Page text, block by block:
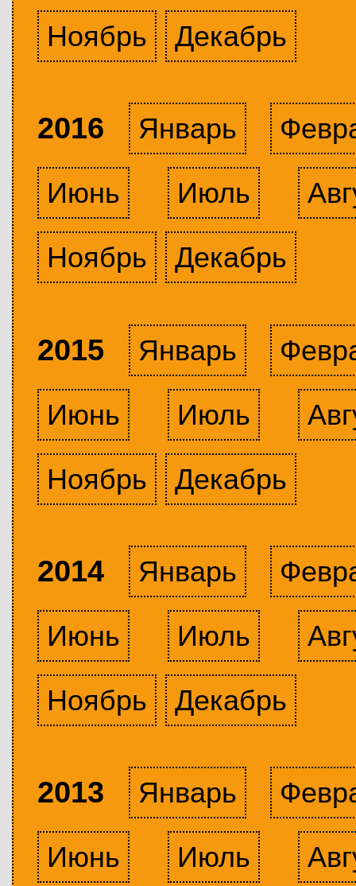
Ноябрь
Декабрь
2016 Январь
Июнь
Июль
Ноябрь
Декабрь
2015 Январь
Июнь
Июль
Ноябрь
Декабрь
2014 Январь
Июнь
Июль
Ноябрь
Декабрь
2013 Январь
Июнь
Июль